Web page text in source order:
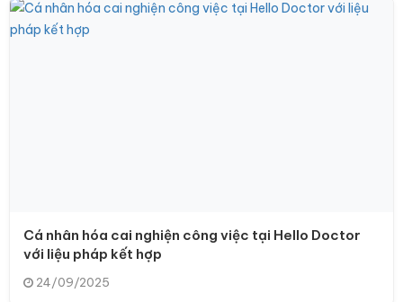
Cá nhân hóa cai nghiện công việc tại Hello Doctor
với liệu pháp kết hợp
24/09/2025